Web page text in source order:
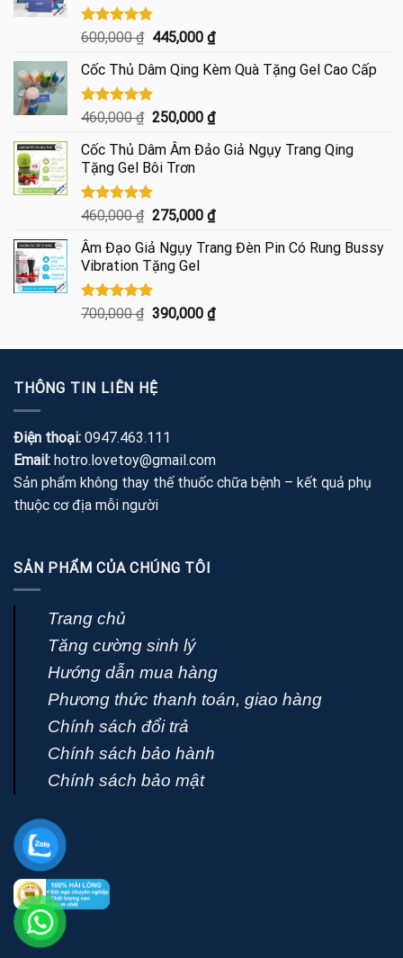
Được xếp
4.85
5 sao
600,000₫ Giá
là:
600,000 ₫.
445,000 ₫Giá
tại
445,000 ₫.
Cốc Thủ Dâm Qing Kèm Quà Tặng Gel Cao Cấp
Được xếp
5.00
5 sao
460,000₫ Giá
là:
460,000 ₫.
250,000 ₫Giá
tại
Cốc Thủ Dâm Âm Đảo Giả Ngụy Trang Qing
Tặng Gel Bôi Trơn
Được xếp
5.00
5 sao
460,000₫ Giá
là:
460,000 ₫.
275,000 ₫Giá
tại
Âm Đạo Giả Ngụy Trang Đèn Pin Có Rung Bussy
Vibration Tặng Gel
Được xếp
5.00
700,000₫ Giá
là:
390,000 ₫Giá
tại
THÔNG TIN LIÊN HỆ
Điện thoại: 0947.463.111
Email: hotro.lovetoy@gmail.com
Sản phẩm không thay thế thuốc chữa bệnh – kết quả phụ
thuộc cơ địa mỗi người
SẢN PHẨM CỦA CHÚNG TÔI
Trang chủ
Tăng cường sinh lý
Hướng dẫn mua hàng
Phương thức thanh toán, giao hàng
Chính sách đổi trả
Chính sách bảo hành
Chính sách bảo mật